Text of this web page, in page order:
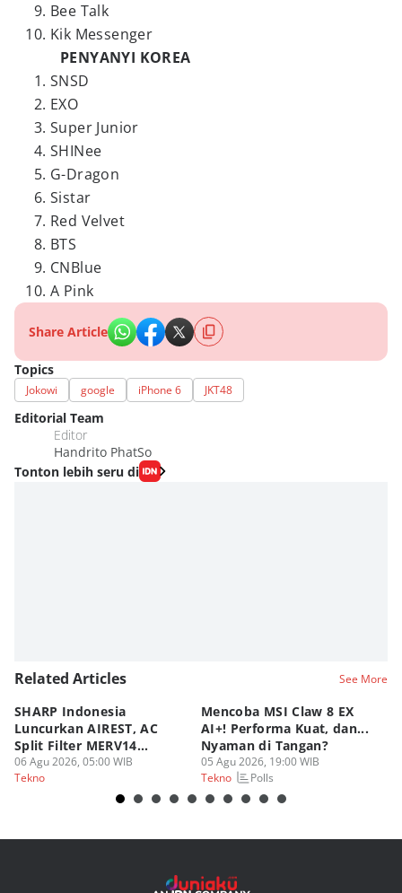
Bee Talk
Kik Messenger
PENYANYI KOREA
SNSD
EXO
Super Junior
SHINee
G-Dragon
Sistar
Red Velvet
BTS
CNBlue
A Pink
Share Article
Topics
Jokowi google iPhone 6 JKT48
Editorial Team
Editor
Handrito PhatSo
Tonton lebih seru di
Related Articles See More
SHARP Indonesia
Luncurkan AIREST, AC
Split Filter MERV14
Perdana!
06 Agu 2026, 05:00 WIB
Tekno
Mencoba MSI Claw 8 EX
AI+! Performa Kuat, dan...
Nyaman di Tangan?
05 Agu 2026, 19:00 WIB
Tekno
Polls